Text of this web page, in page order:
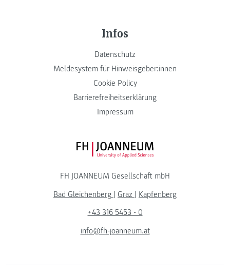
Infos
Datenschutz
Meldesystem für Hinweisgeber:innen
Cookie Policy
Barrierefreiheitserklärung
Impressum
FH JOANNEUM Logo
FH JOANNEUM Gesellschaft mbH
Bad Gleichenberg | Graz | Kapfenberg
+43 316 5453 - 0
info@fh-joanneum.at